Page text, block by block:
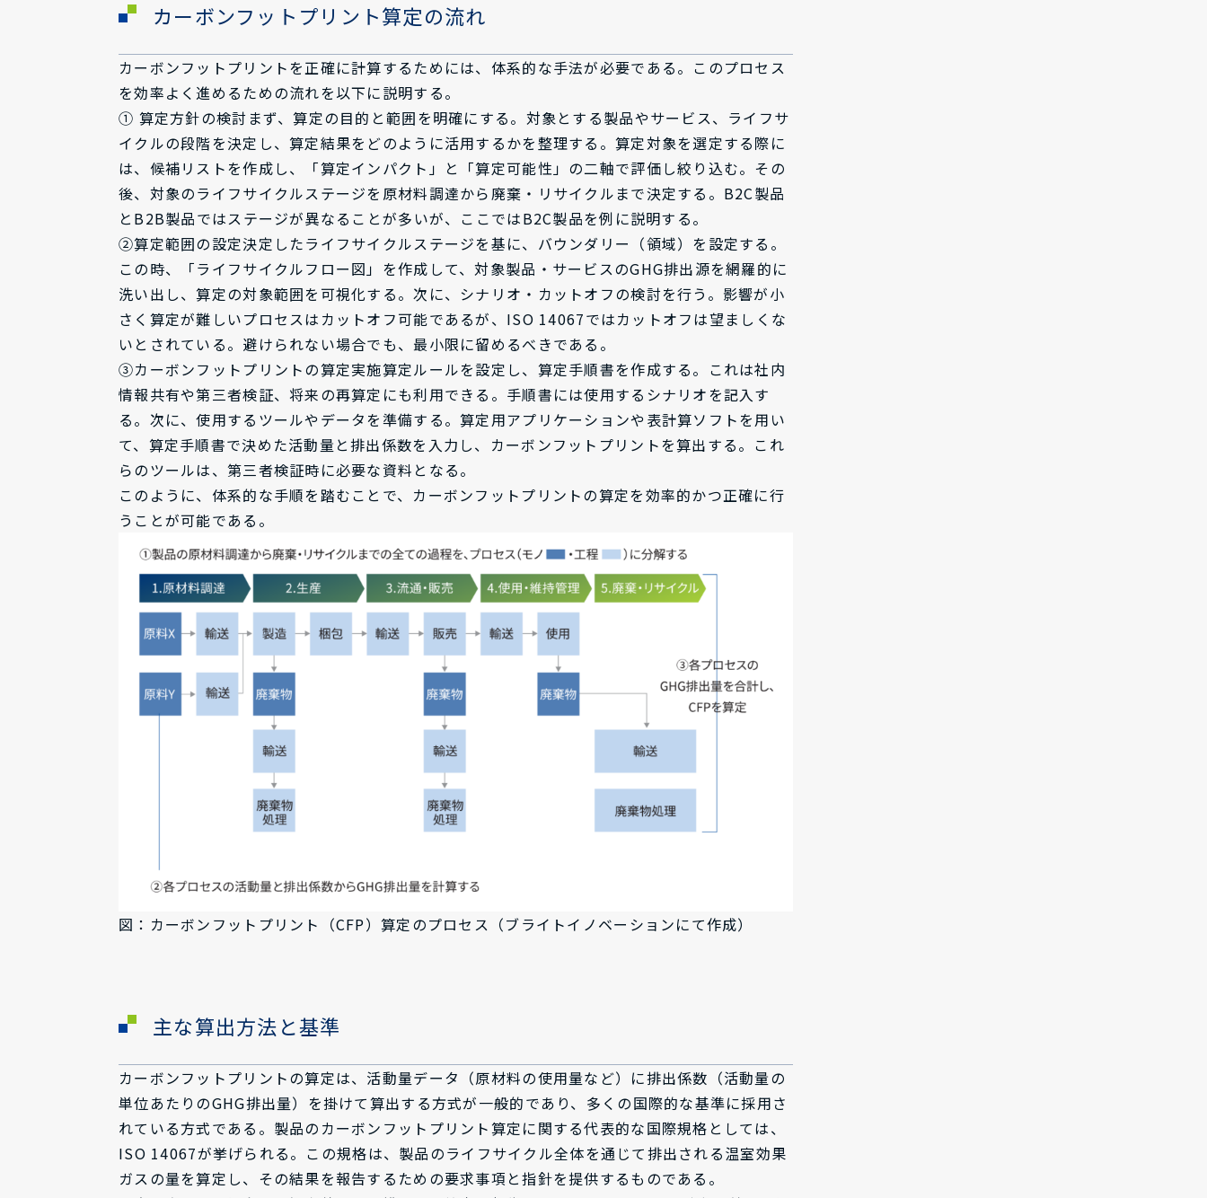
カーボンフットプリント算定の流れ
カーボンフットプリントを正確に計算するためには、体系的な手法が必要である。このプロセス
を効率よく進めるための流れを以下に説明する。
① 算定方針の検討まず、算定の目的と範囲を明確にする。対象とする製品やサービス、ライフサ
イクルの段階を決定し、算定結果をどのように活用するかを整理する。算定対象を選定する際に
は、候補リストを作成し、「算定インパクト」と「算定可能性」の二軸で評価し絞り込む。その
後、対象のライフサイクルステージを原材料調達から廃棄・リサイクルまで決定する。B2C製品
とB2B製品ではステージが異なることが多いが、ここではB2C製品を例に説明する。
②算定範囲の設定決定したライフサイクルステージを基に、バウンダリー（領域）を設定する。
この時、「ライフサイクルフロー図」を作成して、対象製品・サービスのGHG排出源を網羅的に
洗い出し、算定の対象範囲を可視化する。次に、シナリオ・カットオフの検討を行う。影響が小
さく算定が難しいプロセスはカットオフ可能であるが、ISO 14067ではカットオフは望ましくな
いとされている。避けられない場合でも、最小限に留めるべきである。
③カーボンフットプリントの算定実施算定ルールを設定し、算定手順書を作成する。これは社内
情報共有や第三者検証、将来の再算定にも利用できる。手順書には使用するシナリオを記入す
る。次に、使用するツールやデータを準備する。算定用アプリケーションや表計算ソフトを用い
て、算定手順書で決めた活動量と排出係数を入力し、カーボンフットプリントを算出する。これ
らのツールは、第三者検証時に必要な資料となる。
このように、体系的な手順を踏むことで、カーボンフットプリントの算定を効率的かつ正確に行
うことが可能である。
図：カーボンフットプリント（CFP）算定のプロセス（ブライトイノベーションにて作成）
主な算出方法と基準
カーボンフットプリントの算定は、活動量データ（原材料の使用量など）に排出係数（活動量の
単位あたりのGHG排出量）を掛けて算出する方式が一般的であり、多くの国際的な基準に採用さ
れている方式である。製品のカーボンフットプリント算定に関する代表的な国際規格としては、
ISO 14067が挙げられる。この規格は、製品のライフサイクル全体を通じて排出される温室効果
ガスの量を算定し、その結果を報告するための要求事項と指針を提供するものである。